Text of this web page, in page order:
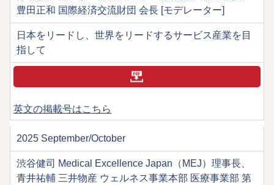
豊田正和 国際経済交流財団 会長 [モデレーター]
日本をリードし、世界をリードするサービス産業を目
指して
英文の掲載号はこちら
2025 September/October
渋谷健司 Medical Excellence Japan（MEJ）理事長、
青井祐輔 三井物産 ウェルネス事業本部 医療事業部 第